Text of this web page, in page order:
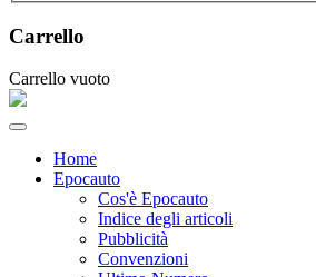
Carrello
Carrello vuoto
Home
Epocauto
Cos'è Epocauto
Indice degli articoli
Pubblicità
Convenzioni